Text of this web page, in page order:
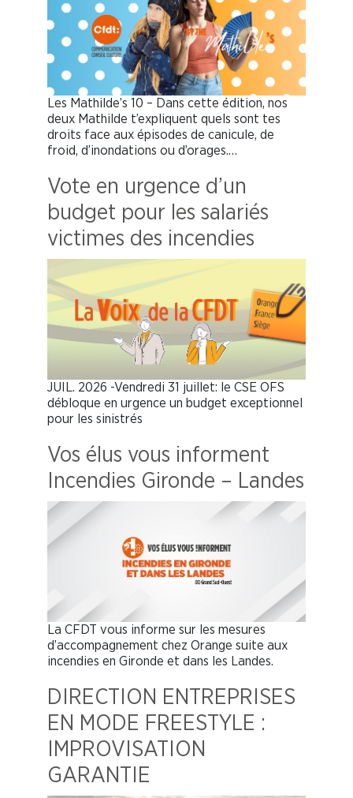
Les Mathilde’s 10 – Dans cette édition, nos
deux Mathilde t’expliquent quels sont tes
droits face aux épisodes de canicule, de
froid, d’inondations ou d’orages.…
Vote en urgence d’un
budget pour les salariés
victimes des incendies
JUIL. 2026 -Vendredi 31 juillet: le CSE OFS
débloque en urgence un budget exceptionnel
pour les sinistrés
Vos élus vous informent
Incendies Gironde – Landes
La CFDT vous informe sur les mesures
d’accompagnement chez Orange suite aux
incendies en Gironde et dans les Landes.
DIRECTION ENTREPRISES
EN MODE FREESTYLE :
IMPROVISATION
GARANTIE